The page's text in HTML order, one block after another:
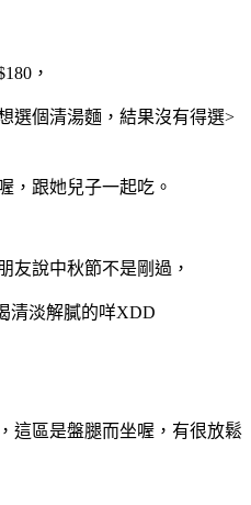
，
選個清湯麵，結果沒有得選>
，跟她兒子一起吃。
友說中秋節不是剛過，
清淡解膩的咩XDD
這區是盤腿而坐喔，有很放鬆